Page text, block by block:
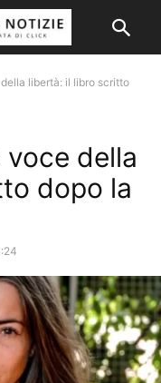
libertà: il libro scritto
voce della
dopo la